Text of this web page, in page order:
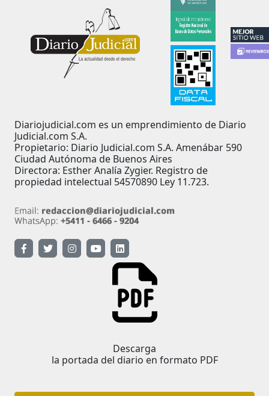
Diariojudicial.com es un emprendimiento de Diario
Judicial.com S.A.
Propietario: Diario Judicial.com S.A. Amenábar 590
Ciudad Autónoma de Buenos Aires
Directora: Esther Analía Zygier. Registro de
propiedad intelectual 54570890 Ley 11.723.
Descarga
la portada del diario en formato PDF